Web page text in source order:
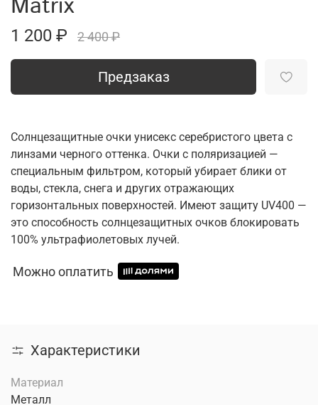
1 200 ₽ 2 400 ₽
Предзаказ
Солнцезащитные очки унисекс серебристого цвета с
линзами черного оттенка. Очки с поляризацией —
специальным фильтром, который убирает блики от
воды, стекла, снега и других отражающих
горизонтальных поверхностей. Имеют защиту UV400 —
это способность солнцезащитных очков блокировать
100% ультрафиолетовых лучей.
Можно оплатить
Характеристики
Материал
Металл